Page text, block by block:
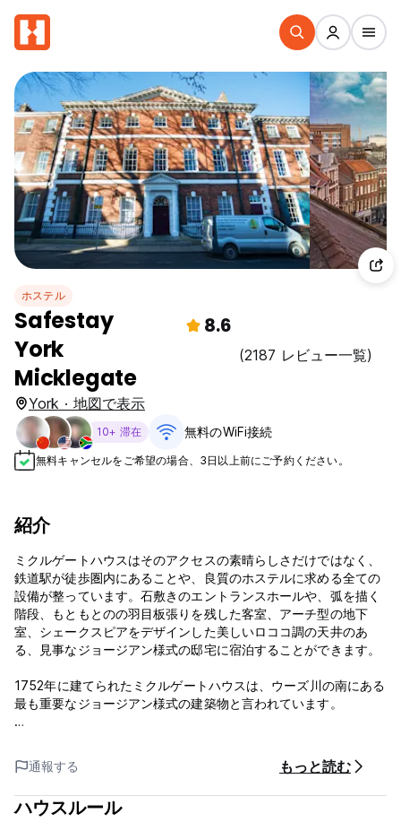
ホステル
Safestay
York
Micklegate
8.6
(2187 レビュー一覧)
York · 地図で表示
10+ 滞在 無料のWiFi接続
無料キャンセルをご希望の場合、3日以上前にご予約ください。
紹介
ミクルゲートハウスはそのアクセスの素晴らしさだけではなく、
鉄道駅が徒歩圏内にあることや、良質のホステルに求める全ての
設備が整っています。石敷きのエントランスホールや、弧を描く
階段、もともとのの羽目板張りを残した客室、アーチ型の地下
室、シェークスピアをデザインした美しいロココ調の天井のあ
る、見事なジョージアン様式の邸宅に宿泊することができます。
1752年に建てられたミクルゲートハウスは、ウーズ川の南にある
最も重要なジョージアン様式の建築物と言われています。
あります。
2015年6月1日より、コンチネンタルブレックファストをより豊
富な種類のものへと改善いたします。よって今後は無料ではな
通報する もっと読む
ハウスルール